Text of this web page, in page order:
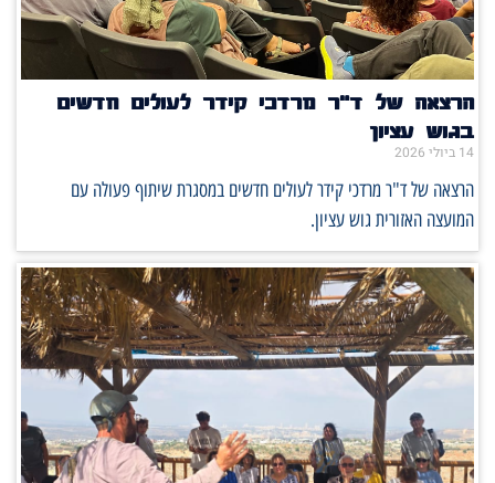
הרצאה של ד"ר מרדכי קידר לעולים חדשים
בגוש עציון
14 ביולי 2026
הרצאה של ד"ר מרדכי קידר לעולים חדשים במסגרת שיתוף פעולה עם
המועצה האזורית גוש עציון.